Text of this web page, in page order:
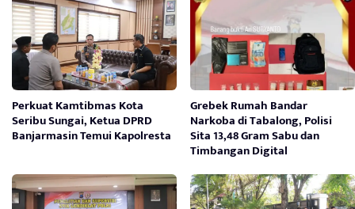
Perkuat Kamtibmas Kota
Seribu Sungai, Ketua DPRD
Banjarmasin Temui Kapolresta
Grebek Rumah Bandar
Narkoba di Tabalong, Polisi
Sita 13,48 Gram Sabu dan
Timbangan Digital